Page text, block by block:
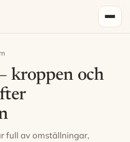
kroppen och
full av omställningar,